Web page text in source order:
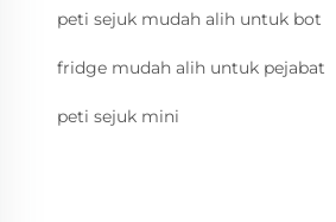
peti sejuk mudah alih untuk bot
fridge mudah alih untuk pejabat
peti sejuk mini